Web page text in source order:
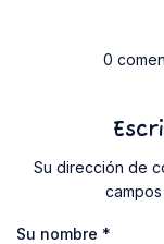
0
Su dirección de
Su nombre *